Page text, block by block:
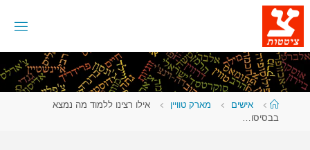
דלגו
לתוכן
עמוד
ראשי
אישים מארק טוויין
אילו רצינו ללמוד מה נמצא
בבסיסו…